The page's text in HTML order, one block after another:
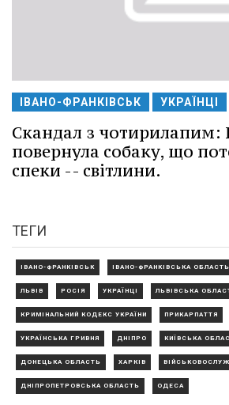
ІВАНО-ФРАНКІВСЬК УКРАЇНЦІ
Скандал з чотирилапим:
повернула собаку, що
спеки -- світлини.
ТЕГИ
ІВАНО-ФРАНКІВСЬК ІВАНО-ФРАНКІВСЬКА ОБЛАСТЬ
ЛЬВІВ РОСІЯ УКРАЇНЦІ ЛЬВІВСЬКА
КРИМІНАЛЬНИЙ КОДЕКС УКРАЇНИ ПРИКАРПАТТЯ
УКРАЇНСЬКА ГРИВНЯ ДНІПРО КИЇВСЬКА
ДОНЕЦЬКА ОБЛАСТЬ ХАРКІВ
ДНІПРОПЕТРОВСЬКА ОБЛАСТЬ ОДЕСА